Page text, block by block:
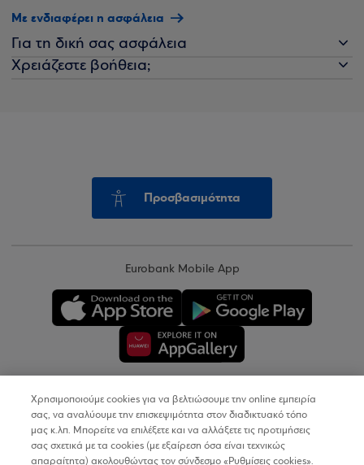
Με ενδιαφέρει η ασφάλεια
Για τη δική σας ασφάλεια
Χρειάζεστε βοήθεια;
Προσβασιμότητα
Eurobank Mobile App
Copyright © 2026
Όροι Χρήσης
Χρησιμοποιούμε cookies για να βελτιώσουμε την online εμπειρία
σας, να αναλύουμε την επισκεψιμότητα στον διαδικτυακό τόπο
μας κ.λπ. Μπορείτε να επιλέξετε και να αλλάξετε τις προτιμήσεις
σας σχετικά με τα cookies (με εξαίρεση όσα είναι τεχνικώς
απαραίτητα) ακολουθώντας τον σύνδεσμο «Ρυθμίσεις cookies».